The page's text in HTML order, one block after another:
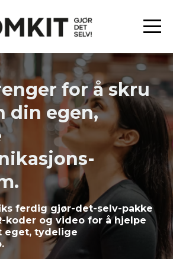
for å skru
din egen,
ferdig gjør-det-selv-pakke
koder og video for å hjelpe
eget, tydelige